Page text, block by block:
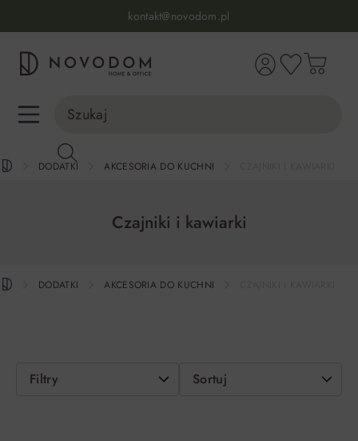
kontakt@novodom.pl
Dostawa z wniesieniem
30 dni na zwrot lub wymianę
98% zadowolonych klientów
DODATKI AKCESORIA DO KUCHNI
Czajniki i kawiarki
DODATKI AKCESORIA DO KUCHNI
Filtry Sortuj